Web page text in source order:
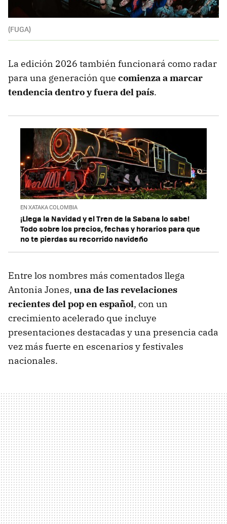
(FUGA)
La edición 2026 también funcionará como radar
para una generación que comienza a marcar
tendencia dentro y fuera del país.
EN XATAKA COLOMBIA
¡Llega la Navidad y el Tren de la Sabana lo sabe!
Todo sobre los precios, fechas y horarios para que
no te pierdas su recorrido navideño
Entre los nombres más comentados llega
Antonia Jones, una de las revelaciones
recientes del pop en español, con un
crecimiento acelerado que incluye
presentaciones destacadas y una presencia cada
vez más fuerte en escenarios y festivales
nacionales.